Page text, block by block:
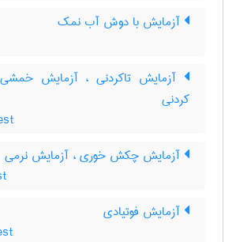
آزمایش با دوش آب نمک
آزمایش تاکردنی ، آزمایش
کردنی
آزمایش چکش خوری ، آزمایش نرمی
آزمایش فوتیادی